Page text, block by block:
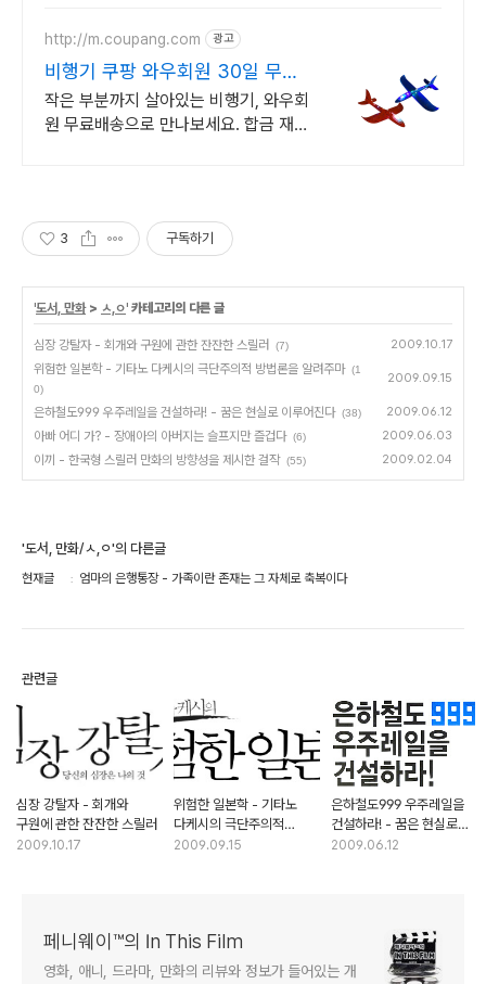
http://m.coupang.com 광고
비행기 쿠팡 와우회원 30일 무료
반품
작은 부분까지 살아있는 비행기, 와우회
원 무료배송으로 만나보세요. 합금 재질
3 구독하기
'도서, 만화> ㅅ,ㅇ' 카테고리의 다른 글
심장 강탈자 - 회개와 구원에 관한 잔잔한 스릴러 (7) 2009.10.17
위험한 일본학 - 기타노 다케시의 극단주의적 방법론을 알려주마 (1
0)
2009.09.15
은하철도999 우주레일을 건설하라! - 꿈은 현실로 이루어진다 (38) 2009.06.12
아빠 어디 가? - 장애아의 아버지는 슬프지만 즐겁다 (6) 2009.06.03
이끼 - 한국형 스릴러 만화의 방향성을 제시한 걸작 (55) 2009.02.04
'도서, 만화/ㅅ,ㅇ'의 다른글
현재글 엄마의 은행통장 - 가족이란 존재는 그 자체로 축복이다
관련글
심장 강탈자 - 회개와
구원에 관한 잔잔한 스릴러
2009.10.17
위험한 일본학 - 기타노
다케시의 극단주의적
방법론을 알려주마
2009.09.15
은하철도999 우주레일을
건설하라! - 꿈은 현실로
이루어진다
2009.06.12
페니웨이™의 In This Film
영화, 애니, 드라마, 만화의 리뷰와 정보가 들어있는 개